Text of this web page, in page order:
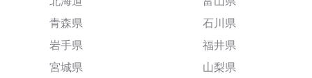
青森県
岩手県
宮城県
石川県
福井県
山梨県